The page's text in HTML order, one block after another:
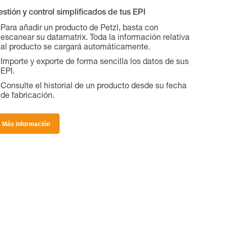
y control simplificados de tus EPI
Para añadir un producto de Petzl, basta con
escanear su datamatrix. Toda la información relativa
al producto se cargará automáticamente.
Importe y exporte de forma sencilla los datos de sus
EPI.
Consulte el historial de un producto desde su fecha
de fabricación.
Más información